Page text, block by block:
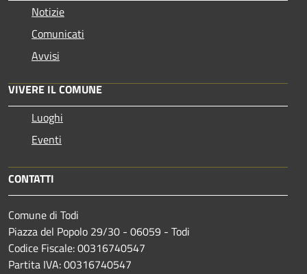
Notizie
Comunicati
Avvisi
VIVERE IL COMUNE
Luoghi
Eventi
CONTATTI
Comune di Todi
Piazza del Popolo 29/30 - 06059 - Todi
Codice Fiscale: 00316740547
Partita IVA: 00316740547